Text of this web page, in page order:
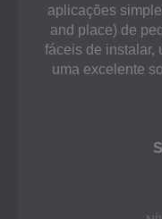
aplicações
and place) de
fáceis de instalar,
uma excelente